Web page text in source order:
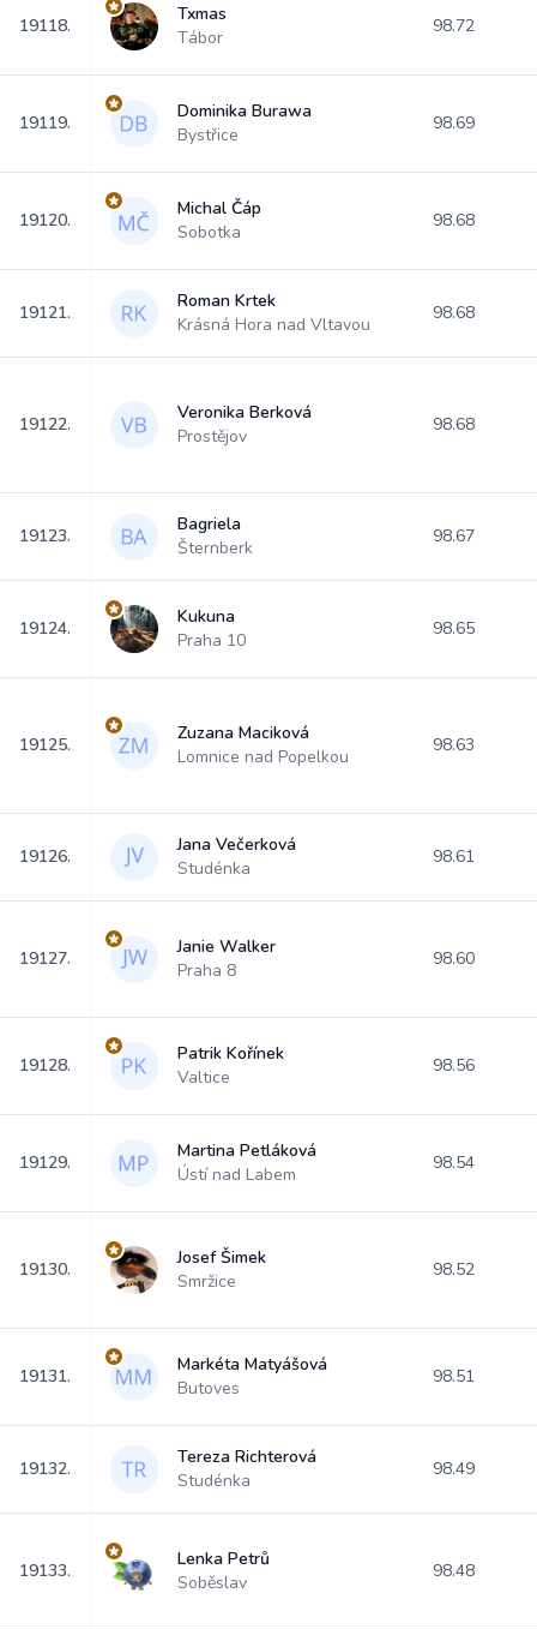
19118.
Txmas
Tábor
98.72
19119.
Dominika Burawa
Bystřice
98.69
19120.
Michal Čáp
Sobotka
98.68
19121.
Roman Krtek
Krásná Hora nad Vltavou
98.68
19122.
Veronika Berková
Prostějov
98.68
19123.
Bagriela
Šternberk
98.67
19124.
Kukuna
Praha 10
98.65
19125.
Zuzana Maciková
Lomnice nad Popelkou
98.63
19126.
Jana Večerková
Studénka
98.61
19127.
Janie Walker
Praha 8
98.60
19128.
Patrik Kořínek
Valtice
98.56
19129.
Martina Petláková
Ústí nad Labem
98.54
19130.
Josef Šimek
Smržice
98.52
19131.
Markéta Matyášová
Butoves
98.51
19132.
Tereza Richterová
Studénka
98.49
19133.
Lenka Petrů
Soběslav
98.48